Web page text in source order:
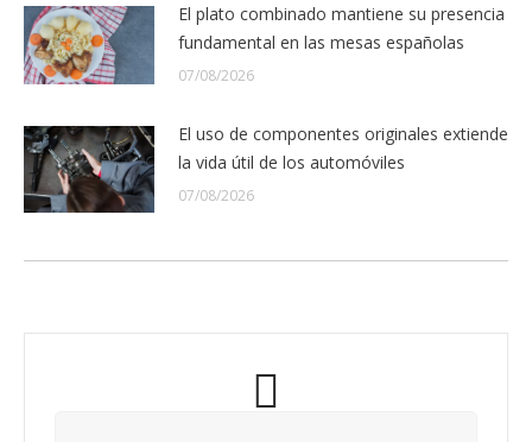
El plato combinado mantiene su presencia
fundamental en las mesas españolas
07/08/2026
El uso de componentes originales extiende
la vida útil de los automóviles
07/08/2026